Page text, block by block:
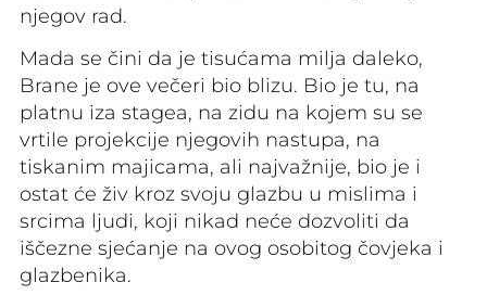
njegov rad.
Mada se čini da je tisućama milja daleko,
Brane je ove večeri bio blizu. Bio je tu, na
platnu iza stagea, na zidu na kojem su se
vrtile projekcije njegovih nastupa, na
tiskanim majicama, ali najvažnije, bio je i
ostat će živ kroz svoju glazbu u mislima i
srcima ljudi, koji nikad neće dozvoliti da
iščezne sjećanje na ovog osobitog čovjeka i
glazbenika.